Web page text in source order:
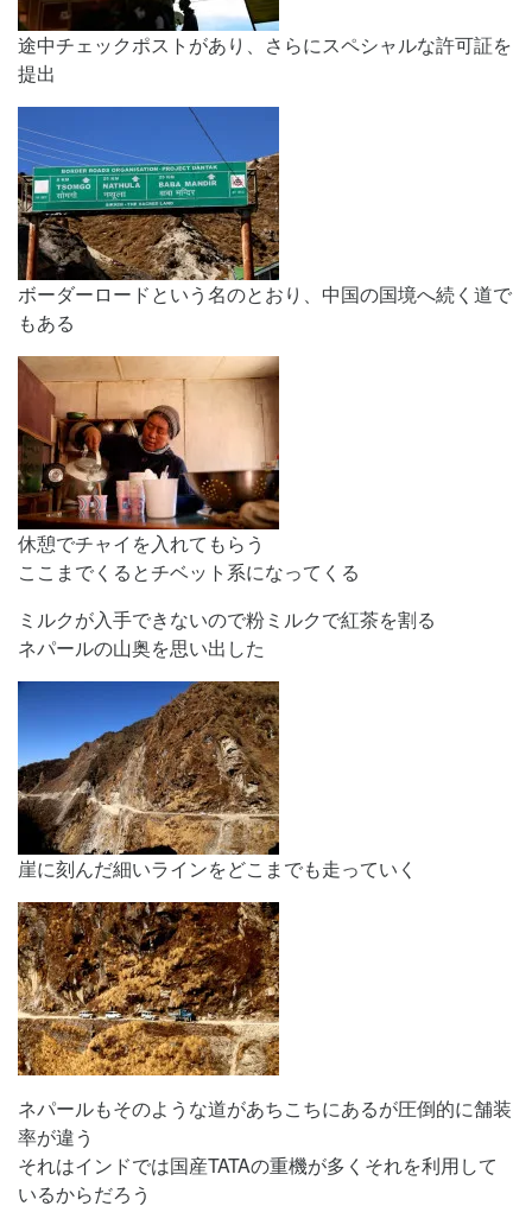
途中チェックポストがあり、さらにスペシャルな許可証を
提出
ボーダーロードという名のとおり、中国の国境へ続く道で
もある
休憩でチャイを入れてもらう
ここまでくるとチベット系になってくる
ミルクが入手できないので粉ミルクで紅茶を割る
ネパールの山奥を思い出した
崖に刻んだ細いラインをどこまでも走っていく
ネパールもそのような道があちこちにあるが圧倒的に舗装
率が違う
それはインドでは国産TATAの重機が多くそれを利用して
いるからだろう